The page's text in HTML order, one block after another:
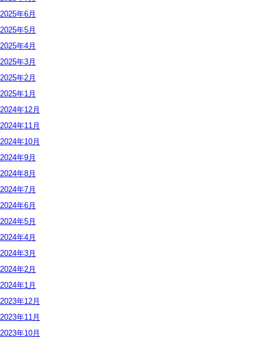
2025年6月
2025年5月
2025年4月
2025年3月
2025年2月
2025年1月
2024年12月
2024年11月
2024年10月
2024年9月
2024年8月
2024年7月
2024年6月
2024年5月
2024年4月
2024年3月
2024年2月
2024年1月
2023年12月
2023年11月
2023年10月